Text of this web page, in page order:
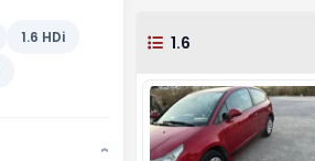
1.6 HDi
›
1.6